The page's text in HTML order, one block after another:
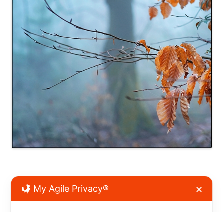
Kommentar verfassen
My Agile Privacy® ✕